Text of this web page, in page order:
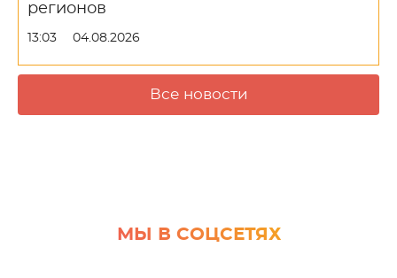
регионов
13:03 04.08.2026
Все новости
МЫ В СОЦСЕТЯХ